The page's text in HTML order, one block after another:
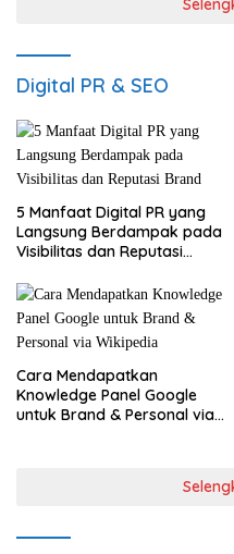
Digital PR & SEO
5 Manfaat Digital PR yang
Langsung Berdampak pada
Visibilitas dan Reputasi
Cara Mendapatkan
Knowledge Panel Google
untuk Brand & Personal via